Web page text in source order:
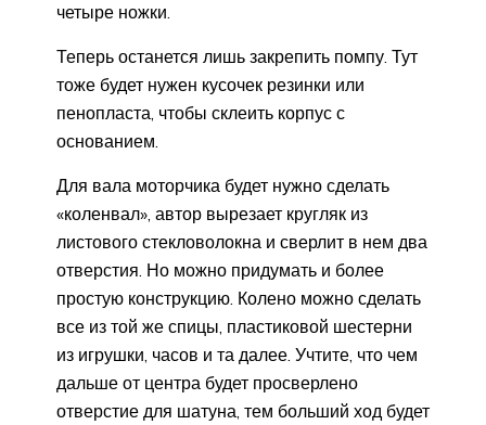
четыре ножки.
Теперь останется лишь закрепить помпу. Тут
тоже будет нужен кусочек резинки или
пенопласта, чтобы склеить корпус с
основанием.
Для вала моторчика будет нужно сделать
«коленвал», автор вырезает кругляк из
листового стекловолокна и сверлит в нем два
отверстия. Но можно придумать и более
простую конструкцию. Колено можно сделать
все из той же спицы, пластиковой шестерни
из игрушки, часов и та далее. Учтите, что чем
дальше от центра будет просверлено
отверстие для шатуна, тем больший ход будет